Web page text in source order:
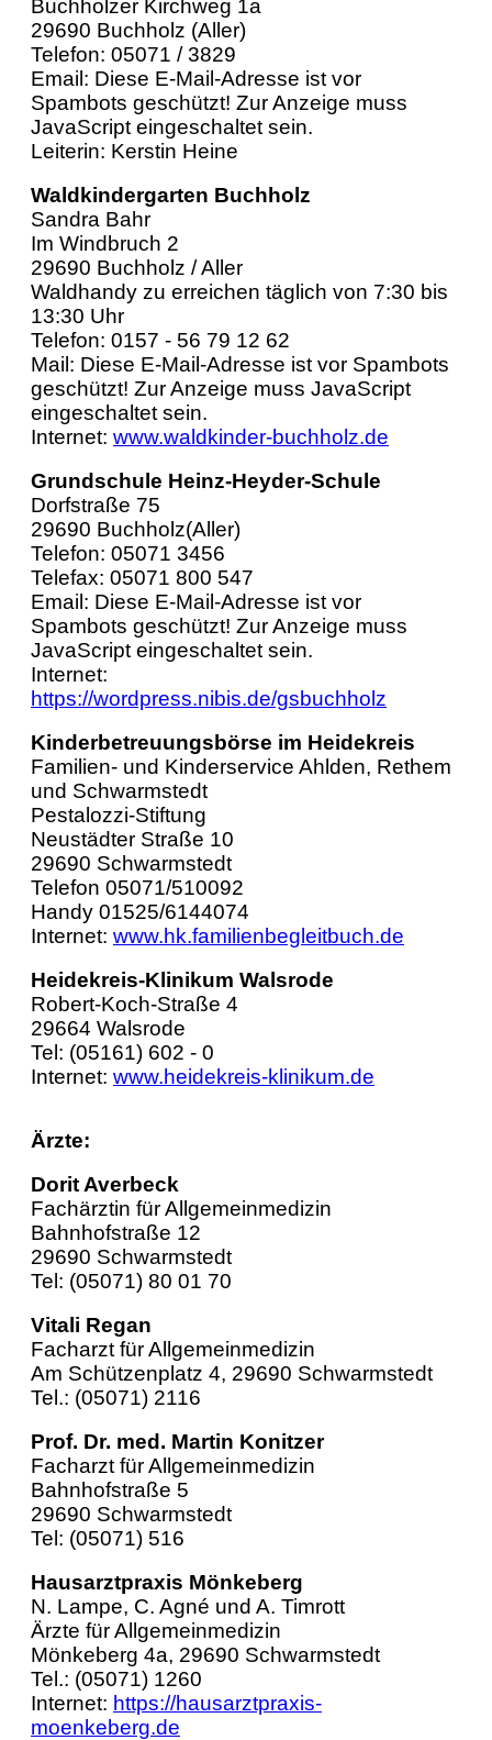
Buchholzer Kirchweg 1a
29690 Buchholz (Aller)
Telefon: 05071 / 3829
Email: Diese E-Mail-Adresse ist vor
Spambots geschützt! Zur Anzeige muss
JavaScript eingeschaltet sein.
Leiterin: Kerstin Heine
Waldkindergarten Buchholz
Sandra Bahr
Im Windbruch 2
29690 Buchholz / Aller
Waldhandy zu erreichen täglich von 7:30 bis
13:30 Uhr
Telefon: 0157 - 56 79 12 62
Mail: Diese E-Mail-Adresse ist vor Spambots
geschützt! Zur Anzeige muss JavaScript
eingeschaltet sein.
Internet: www.waldkinder-buchholz.de
Grundschule Heinz-Heyder-Schule
Dorfstraße 75
29690 Buchholz(Aller)
Telefon: 05071 3456
Telefax: 05071 800 547
Email: Diese E-Mail-Adresse ist vor
Spambots geschützt! Zur Anzeige muss
JavaScript eingeschaltet sein.
Internet:
https://wordpress.nibis.de/gsbuchholz
Kinderbetreuungsbörse im Heidekreis
Familien- und Kinderservice Ahlden, Rethem
und Schwarmstedt
Pestalozzi-Stiftung
Neustädter Straße 10
29690 Schwarmstedt
Telefon 05071/510092
Handy 01525/6144074
Internet: www.hk.familienbegleitbuch.de
Heidekreis-Klinikum Walsrode
Robert-Koch-Straße 4
29664 Walsrode
Tel: (05161) 602 - 0
Internet: www.heidekreis-klinikum.de
Ärzte:
Dorit Averbeck
Fachärztin für Allgemeinmedizin
Bahnhofstraße 12
29690 Schwarmstedt
Tel: (05071) 80 01 70
Vitali Regan
Facharzt für Allgemeinmedizin
Am Schützenplatz 4, 29690 Schwarmstedt
Tel.: (05071) 2116
Prof. Dr. med. Martin Konitzer
Facharzt für Allgemeinmedizin
Bahnhofstraße 5
29690 Schwarmstedt
Tel: (05071) 516
Hausarztpraxis Mönkeberg
N. Lampe, C. Agné und A. Timrott
Ärzte für Allgemeinmedizin
Mönkeberg 4a, 29690 Schwarmstedt
Tel.: (05071) 1260
Internet: https://hausarztpraxis-
moenkeberg.de